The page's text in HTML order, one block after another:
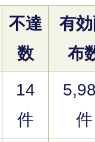
不達
数
有
布
14
件
件